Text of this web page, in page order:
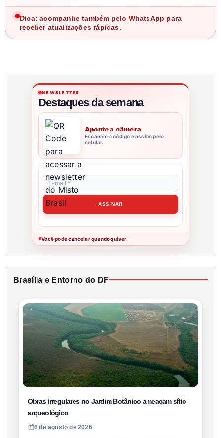
Dica: acompanhe também pelo WhatsApp para
receber atualizações rápidas.
NEWSLETTER
Destaques da semana
Aponte a câmera
Escaneie o código e assine pelo
celular.
●Você pode cancelar quando quiser.
Brasília e Entorno do DF
Obras irregulares no Jardim Botânico ameaçam sítio
arqueológico
6 de agosto de 2026